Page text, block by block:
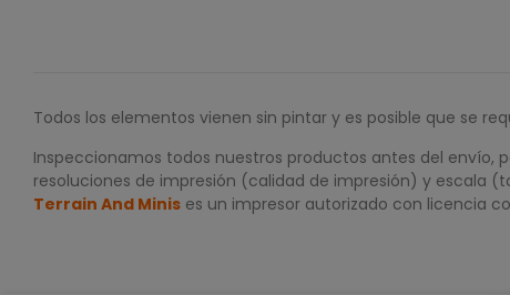
Todos los elementos vienen sin pintar y es posible que se
Inspeccionamos todos nuestros productos antes del envío,
resoluciones de impresión (calidad de impresión) y escala
Terrain And Minis es un impresor autorizado con licencia